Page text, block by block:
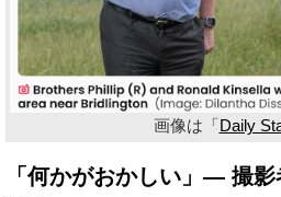
画像は「Daily
「何かがおかしい」— 撮